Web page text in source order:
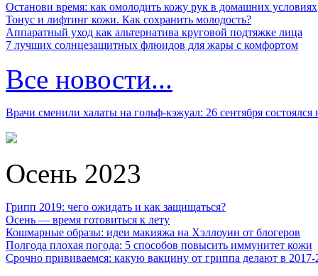
Останови время: как омолодить кожу рук в домашних условиях
Тонус и лифтинг кожи. Как сохранить молодость?
Аппаратный уход как альтернатива круговой подтяжке лица
7 лучших солнцезащитных флюидов для жары с комфортом
Все новости...
Врачи сменили халаты на гольф-кэжуал: 26 сентября
Осень 2023
Грипп 2019: чего ожидать и как защищаться?
Осень — время готовиться к лету
Кошмарные образы: идеи макияжа на Хэллоуин от блогеров
Полгода плохая погода: 5 способов повысить иммунитет кожи
Срочно прививаемся: какую вакцину от гриппа делают в 2017-